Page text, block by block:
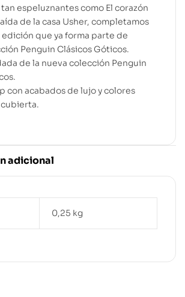
espeluznantes como El corazón
de la casa Usher, completamos
que ya forma parte de
Penguin Clásicos Góticos.
de la nueva colección Penguin
con acabados de lujo y colores
adicional
0,25 kg